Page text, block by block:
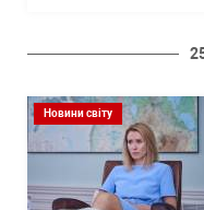
Новини світу